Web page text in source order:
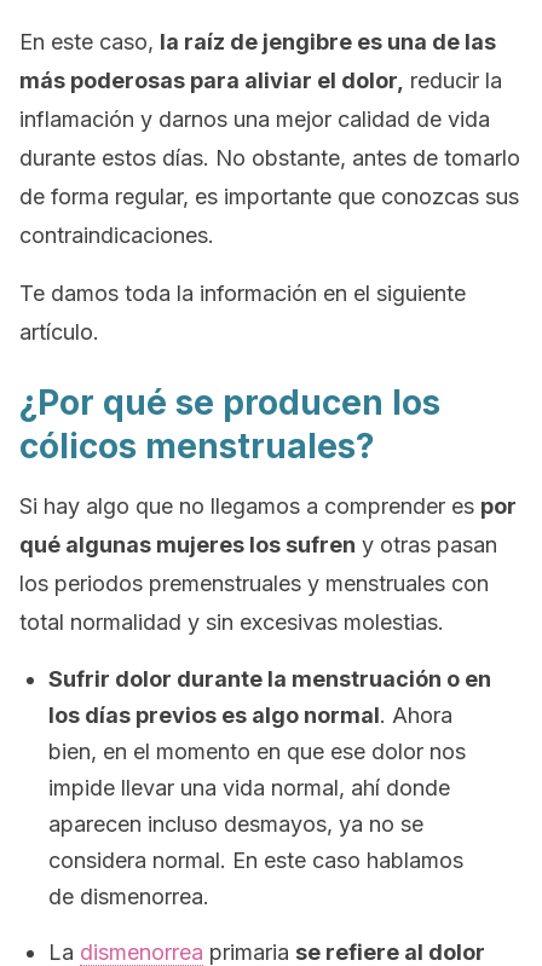
En este caso, la raíz de jengibre es una de las
más poderosas para aliviar el dolor, reducir la
inflamación y darnos una mejor calidad de vida
durante estos días. No obstante, antes de tomarlo
de forma regular, es importante que conozcas sus
contraindicaciones.
Te damos toda la información en el siguiente
artículo.
¿Por qué se producen los
cólicos menstruales?
Si hay algo que no llegamos a comprender es por
qué algunas mujeres los sufren y otras pasan
los periodos premenstruales y menstruales con
total normalidad y sin excesivas molestias.
Sufrir dolor durante la menstruación o en
los días previos es algo normal. Ahora
bien, en el momento en que ese dolor nos
impide llevar una vida normal, ahí donde
aparecen incluso desmayos, ya no se
considera normal. En este caso hablamos
de dismenorrea.
La dismenorrea primaria se refiere al dolor